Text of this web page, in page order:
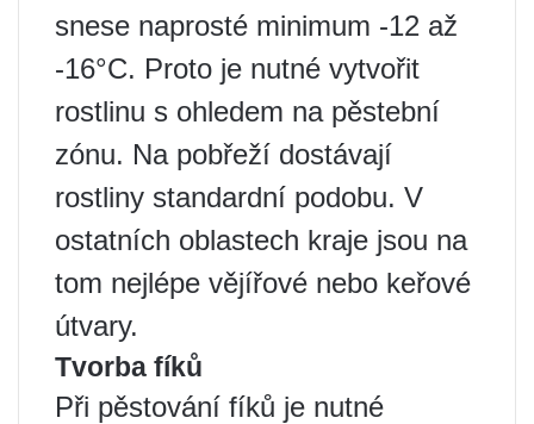
snese naprosté minimum -12 až
-16°C. Proto je nutné vytvořit
rostlinu s ohledem na pěstební
zónu. Na pobřeží dostávají
rostliny standardní podobu. V
ostatních oblastech kraje jsou na
tom nejlépe vějířové nebo keřové
útvary.
Tvorba fíků
Při pěstování fíků je nutné